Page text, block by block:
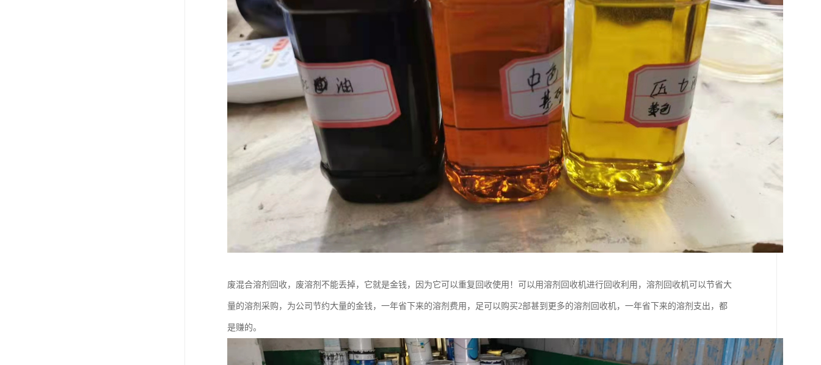
废混合溶剂回收，废溶剂不能丢掉，它就是金钱，因为它可以重复回收使用！可以用溶剂回收机进行回收利用，溶剂回收机可以节省大
量的溶剂采购，为公司节约大量的金钱，一年省下来的溶剂费用，足可以购买2部甚到更多的溶剂回收机，一年省下来的溶剂支出，都
是赚的。